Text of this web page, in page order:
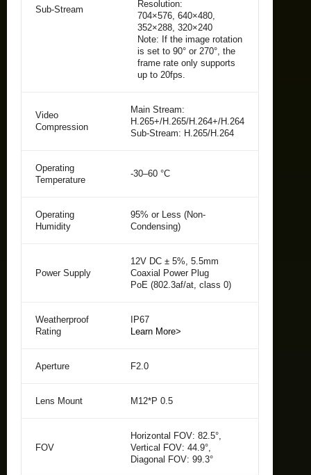
Sub-Stream
Resolution:
704×576, 640×480,
352×288, 320×240
Note: If the image rotation
is set to 90° or 270°, the
frame rate only supports
up to 20fps.
Video
Compression
Main Stream:
H.265+/H.265/H.264+/H.264
Sub-Stream: H.265/H.264
Operating
Temperature
-30–60 °C
Operating
Humidity
95% or Less (Non-
Condensing)
Power Supply
12V DC ± 5%, 5.5mm
Coaxial Power Plug
PoE (802.3af/at, class 0)
Weatherproof
Rating
IP67
Learn More>
Aperture F2.0
Lens Mount M12*P 0.5
FOV
Horizontal FOV: 82.5°,
Vertical FOV: 44.9°,
Diagonal FOV: 99.3°